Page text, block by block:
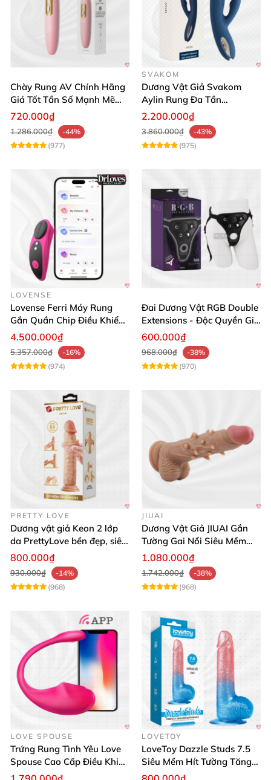
Chày Rung AV Chính Hãng
Giá Tốt Tần Số Mạnh Mẽ
Siêu Bền
720.000₫
1.286.000₫
-44%
(977)
SVAKOM
Dương Vật Giả Svakom
Aylin Rung Đa Tần
Massage Sung Sướng
2.200.000₫
3.860.000₫
-43%
(975)
LOVENSE
Lovense Ferri Máy Rung
Gắn Quần Chip Điều Khiển
App Tăng Hưng Phấn
4.500.000₫
5.357.000₫
-16%
(974)
Đai Dương Vật RGB Double
Extensions - Độc Quyền Giá
Sốc
600.000₫
968.000₫
-38%
(970)
PRETTY LOVE
Dương vật giả Keon 2 lớp
da PrettyLove bền đẹp, siêu
mềm mại
800.000₫
930.000₫
-14%
(968)
JIUAI
Dương Vật Giả JIUAI Gắn
Tường Gai Nổi Siêu Mềm
Thoải Mái Mua Ngay
1.080.000₫
1.742.000₫
-38%
(968)
LOVE SPOUSE
Trứng Rung Tình Yêu Love
Spouse Cao Cấp Điều Khiển
App Đỉnh Cao
LOVETOY
LoveToy Dazzle Studs 7.5
Siêu Mềm Hít Tường Tăng
Khoái Cảm